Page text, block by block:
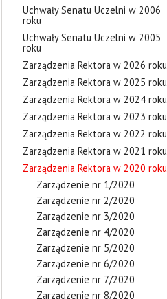
Uchwały Senatu Uczelni w 2006
roku
Uchwały Senatu Uczelni w 2005
roku
Zarządzenia Rektora w 2026 roku
Zarządzenia Rektora w 2025 roku
Zarządzenia Rektora w 2024 roku
Zarządzenia Rektora w 2023 roku
Zarządzenia Rektora w 2022 roku
Zarządzenia Rektora w 2021 roku
Zarządzenia Rektora w 2020 roku
Zarządzenie nr 1/2020
Zarządzenie nr 2/2020
Zarządzenie nr 3/2020
Zarządzenie nr 4/2020
Zarządzenie nr 5/2020
Zarządzenie nr 6/2020
Zarządzenie nr 7/2020
Zarządzenie nr 8/2020